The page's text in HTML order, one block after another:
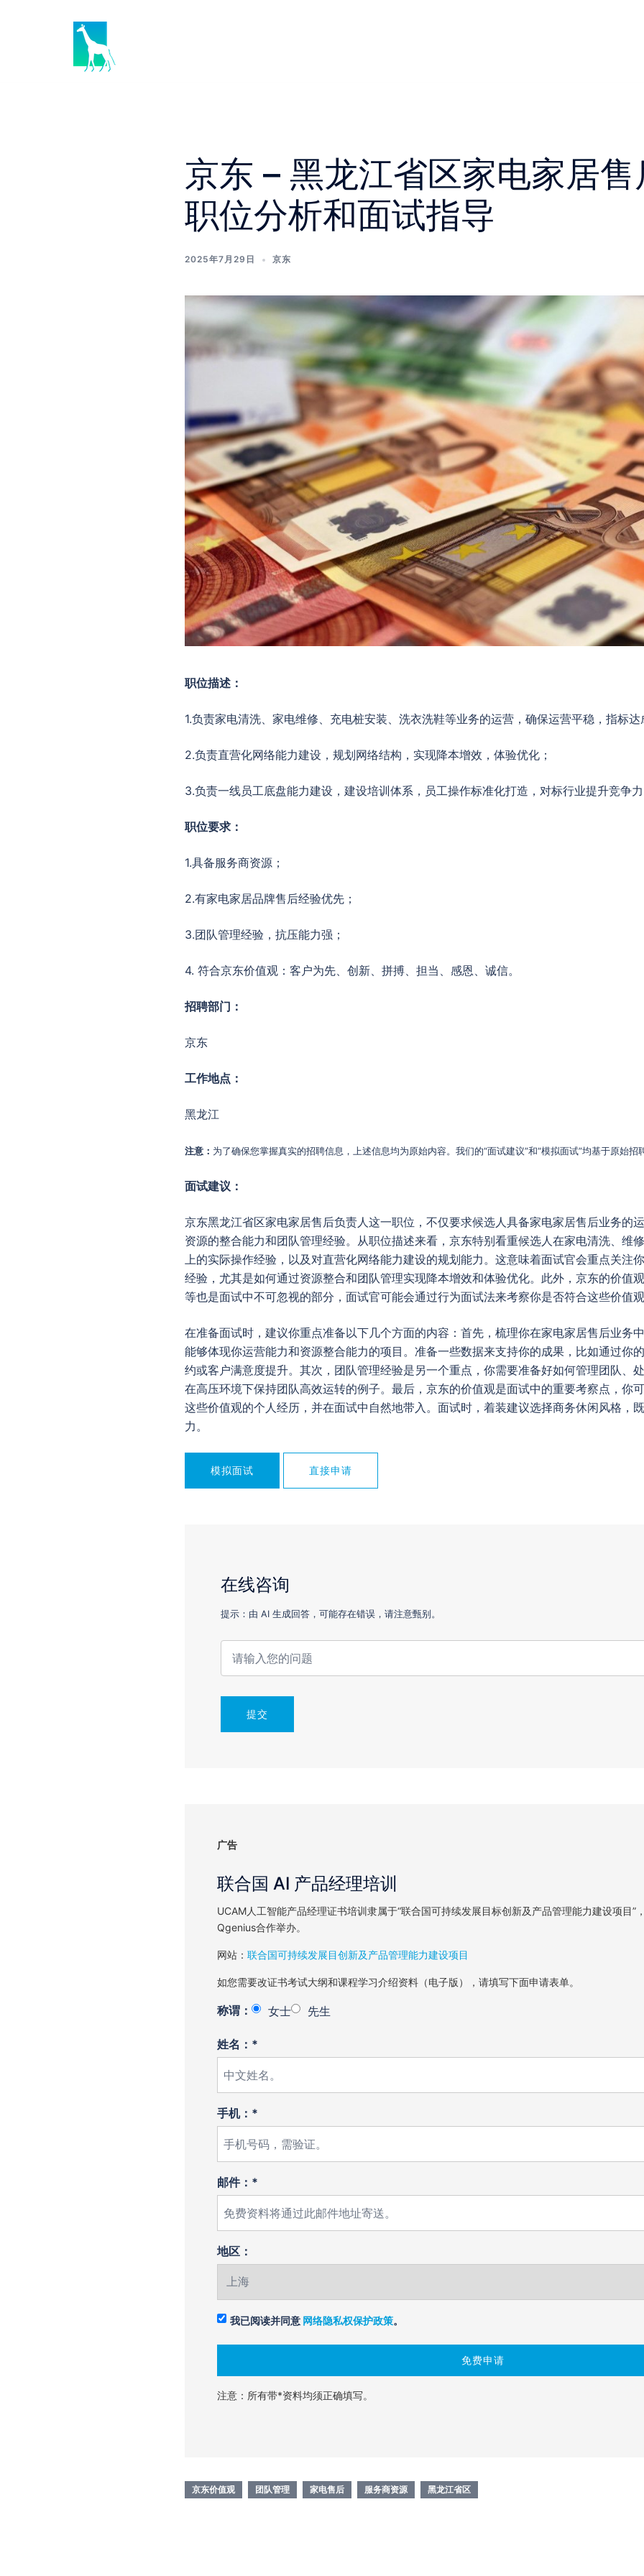
京东 – 黑龙江省区家电家居
职位分析和面试指导
2025年7月29日 京东
职位描述：
1.负责家电清洗、家电维修、充电桩安装、洗衣洗鞋等业务的运营，确保运营平稳，指标达
2.负责直营化网络能力建设，规划网络结构，实现降本增效，体验优化；
3.负责一线员工底盘能力建设，建设培训体系，员工操作标准化打造，对标行业提升竞争
职位要求：
1.具备服务商资源；
2.有家电家居品牌售后经验优先；
3.团队管理经验，抗压能力强；
4. 符合京东价值观：客户为先、创新、拼搏、担当、感恩、诚信。
招聘部门：
京东
工作地点：
黑龙江
注意： 为了确保您掌握真实的招聘信息，上述信息均为原始内容。我们的“面试建议”和“模拟面试”均基于原始招
面试建议：
京东黑龙江省区家电家居售后负责人这一职位，不仅要求候选人具备家电家居售后业务的
资源的整合能力和团队管理经验。从职位描述来看，京东特别看重候选人在家电清洗、维
上的实际操作经验，以及对直营化网络能力建设的规划能力。这意味着面试官会重点关注
经验，尤其是如何通过资源整合和团队管理实现降本增效和体验优化。此外，京东的价值
等也是面试中不可忽视的部分，面试官可能会通过行为面试法来考察你是否符合这些价值
在准备面试时，建议你重点准备以下几个方面的内容：首先，梳理你在家电家居售后业务
能够体现你运营能力和资源整合能力的项目。准备一些数据来支持你的成果，比如通过你
约或客户满意度提升。其次，团队管理经验是另一个重点，你需要准备好如何管理团队、
在高压环境下保持团队高效运转的例子。最后，京东的价值观是面试中的重要考察点，你
这些价值观的个人经历，并在面试中自然地带入。面试时，着装建议选择商务休闲风格，
力。
模拟面试 直接申请
在线咨询
提示：由 AI 生成回答，可能存在错误，请注意甄别。
提交
广告
联合国 AI 产品经理培训
UCAM人工智能产品经理证书培训隶属于“联合国可持续发展目标创新及产品管理能力建设项目”
Qgenius合作举办。
网站： 联合国可持续发展目创新及产品管理能力建设项目
如您需要改证书考试大纲和课程学习介绍资料（电子版），请填写下面申请表单。
称谓： 女士 先生
姓名：*
手机：*
邮件：*
地区：
我已阅读并同意 网络隐私权保护政策。
注意：所有带*资料均须正确填写。
京东价值观 团队管理 家电售后 服务商资源 黑龙江省区